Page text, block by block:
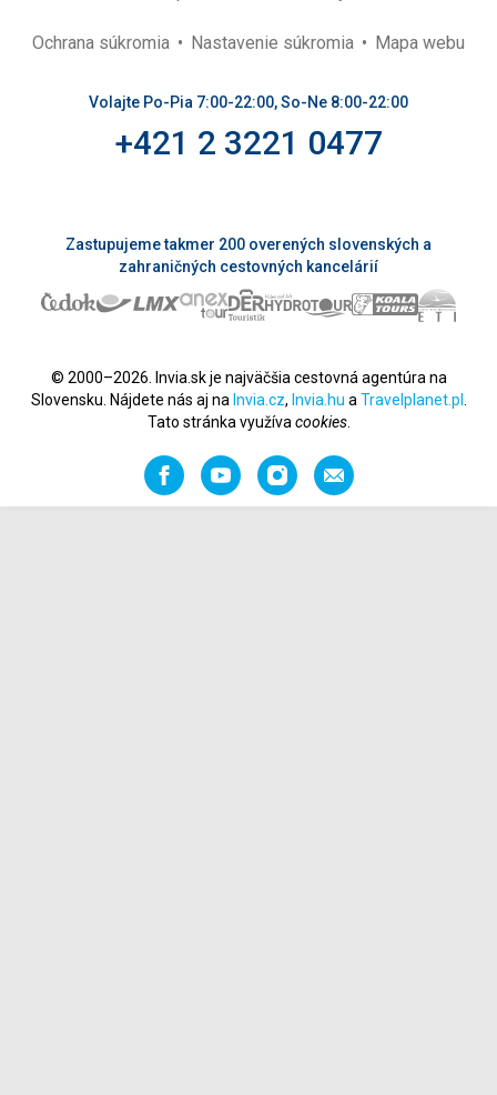
Ochrana súkromia Nastavenie súkromia Mapa webu
Volajte Po-Pia 7:00-22:00, So-Ne 8:00-22:00
+421 2 3221 0477
Zastupujeme takmer 200 overených slovenských a
zahraničných cestovných kancelárií
© 2000–2026. Invia.sk je najväčšia cestovná agentúra na
Slovensku. Nájdete nás aj na Invia.cz, Invia.hu a Travelplanet.pl
Tato stránka využíva cookies.
FacebookYouTubeInstagramOdporučiť